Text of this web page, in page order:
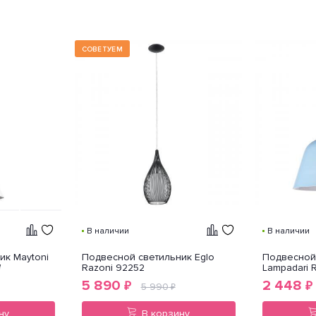
Maytoni
СОВЕТУЕМ
В наличии
Подвесной светильник Eglo
Razoni 92252
5 890 ₽ 5 990₽
В корзину
В наличии
Подвесной
Lampadari
2 448 ₽